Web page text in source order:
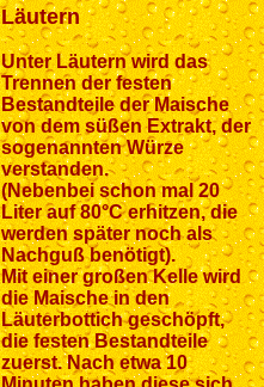
Läutern
Unter Läutern wird das
Trennen der festen
Bestandteile der Maische
von dem süßen Extrakt, der
sogenannten Würze
verstanden.
(Nebenbei schon mal 20
Liter auf 80°C erhitzen, die
werden später noch als
Nachguß benötigt).
Mit einer großen Kelle wird
die Maische in den
Läuterbottich geschöpft,
die festen Bestandteile
zuerst. Nach etwa 10